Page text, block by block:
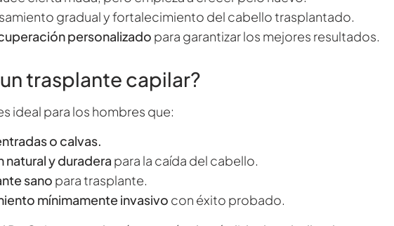
gradual y fortalecimiento del cabello trasplantado.
personalizado para garantizar los mejores resultados.
trasplante capilar?
ideal para los hombres que:
o calvas.
natural y duradera para la caída del cabello.
sano para trasplante.
mínimamente invasivo con éxito probado.